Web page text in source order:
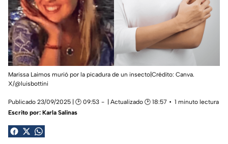
Marissa Laimos murió por la picadura de un insecto|Crédito: Canva.
X/@luisbottini
Publicado 23/09/2025 | 🕑 09:53 | Actualizado 🕑 18:57
1 minuto lectura
Escrito por: Karla Salinas